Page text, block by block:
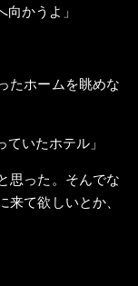
かうよ」
たホームを眺めな
いたホテル」
思った。そんでな
て欲しいとか、